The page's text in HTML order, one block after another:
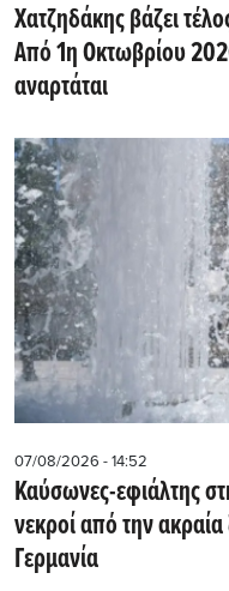
Χατζηδάκης βάζει
Από 1η Οκτωβρίου
αναρτάται
07/08/2026 - 14:52
Καύσωνες-εφιάλτης
νεκροί από την
Γερμανία